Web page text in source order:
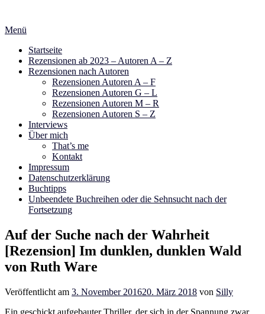
springen
Menü
Startseite
Rezensionen ab 2023 – Autoren A – Z
Rezensionen nach Autoren
Rezensionen Autoren A – F
Rezensionen Autoren G – L
Rezensionen Autoren M – R
Rezensionen Autoren S – Z
Interviews
Über mich
That’s me
Kontakt
Impressum
Datenschutzerklärung
Buchtipps
Unbeendete Buchreihen oder die Sehnsucht nach der
Fortsetzung
Auf der Suche nach der Wahrheit
[Rezension] Im dunklen, dunklen Wald
von Ruth Ware
Veröffentlicht am 3. November 201620. März 2018 von Silly
Ein geschickt aufgebauter Thriller, der sich in der Spannung zwar